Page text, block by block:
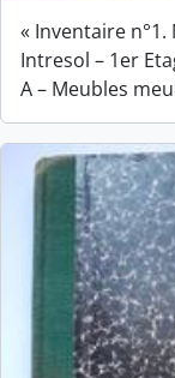
« Inventaire n°1.
Intresol – 1er
A – Meubles